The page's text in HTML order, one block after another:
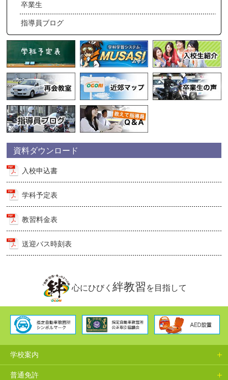
卒業生
指導員ブログ
資料ダウンロード
入校申込書
学科予定表
教習料金表
送迎バス時刻表
心にひびく 絆教習 を目指して
学校案内
普通免許